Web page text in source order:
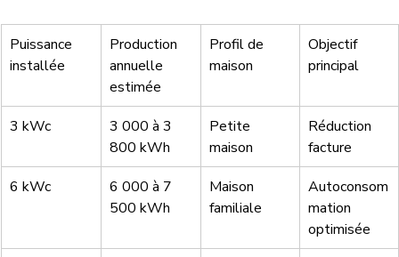
Puissance
installée
Production
annuelle
estimée
Profil de
maison
Objectif
principal
3 kWc
3 000 à 3
800 kWh
Petite
maison
Réduction
facture
6 kWc
6 000 à 7
500 kWh
Maison
familiale
Autoconsom
mation
optimisée